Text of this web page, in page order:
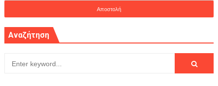
Αναζήτηση